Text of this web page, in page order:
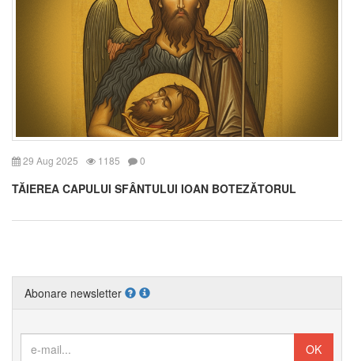
29 Aug 2025 1185 0
TĂIEREA CAPULUI SFÂNTULUI IOAN BOTEZĂTORUL
Abonare newsletter